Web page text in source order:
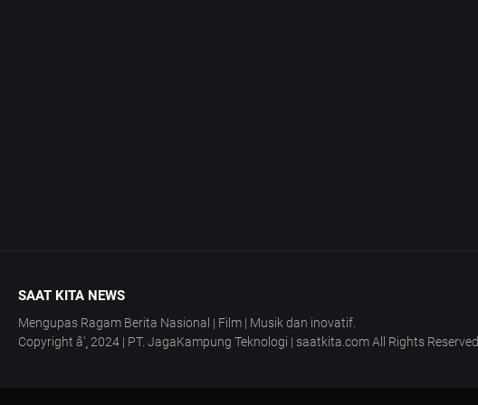
SAAT KITA NEWS
Mengupas Ragam Berita Nasional | Film | Musik dan inovatif.
Copyright â’¸ 2024 | PT. JagaKampung Teknologi | saatkita.com All Rights Reserved.